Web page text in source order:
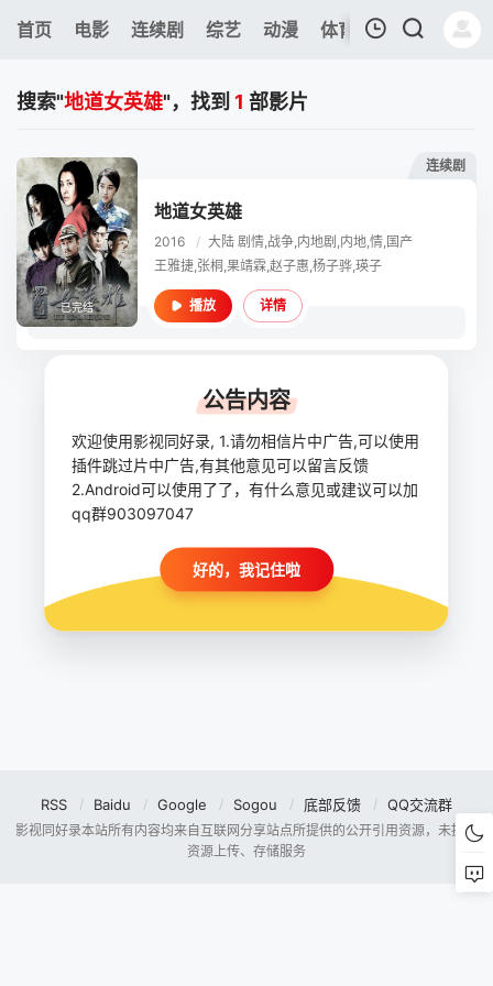
首页 电影 连续剧 综艺 动漫 体育 今日更新 热
我的观影记录
暂无观看影片的记录
搜索"地道女英雄"，找到 1 部影片
连续剧
已完结
地道女英雄
2016 / 大陆 剧情,战争,内地剧,内地,情,国产
王雅捷,张桐,果靖霖,赵子惠,杨子骅,瑛子
播放 详情
RSS Baidu Google Sogou 底部反馈 QQ交流群
影视同好录本站所有内容均来自互联网分享站点所提供的公开引用资源，未提供
资源上传、存储服务
公告内容
欢迎使用影视同好录, 1.请勿相信片中广告,可以使用
插件跳过片中广告,有其他意见可以留言反馈
2.Android可以使用了了，有什么意见或建议可以加
qq群903097047
好的，我记住啦